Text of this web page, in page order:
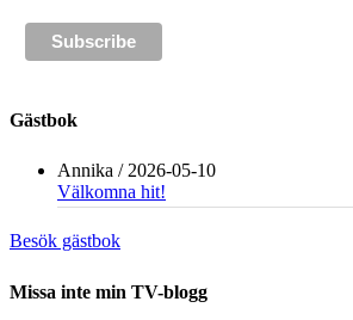
Gästbok
Annika /2026-05-10
Välkomna hit!
Besök gästbok
Missa inte min TV-blogg